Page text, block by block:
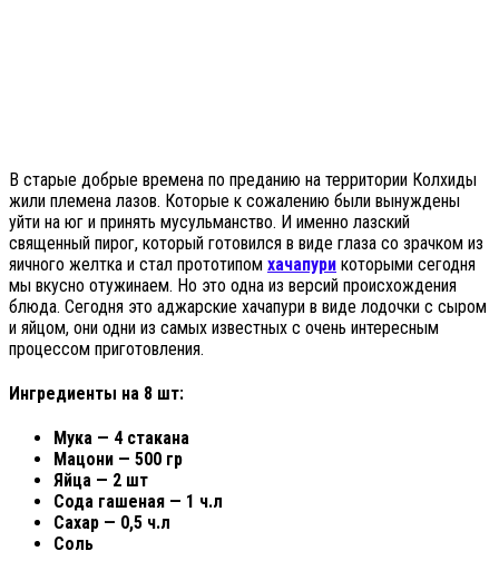
В старые добрые времена по преданию на территории Колхиды
жили племена лазов. Которые к сожалению были вынуждены
уйти на юг и принять мусульманство. И именно лазский
священный пирог, который готовился в виде глаза со зрачком из
яичного желтка и стал прототипом хачапури которыми сегодня
мы вкусно отужинаем. Но это одна из версий происхождения
блюда. Сегодня это аджарские хачапури в виде лодочки с сыром
и яйцом, они одни из самых известных с очень интересным
процессом приготовления.
Ингредиенты на 8 шт:
Мука — 4 стакана
Мацони — 500 гр
Яйца — 2 шт
Сода гашеная — 1 ч.л
Сахар — 0,5 ч.л
Соль